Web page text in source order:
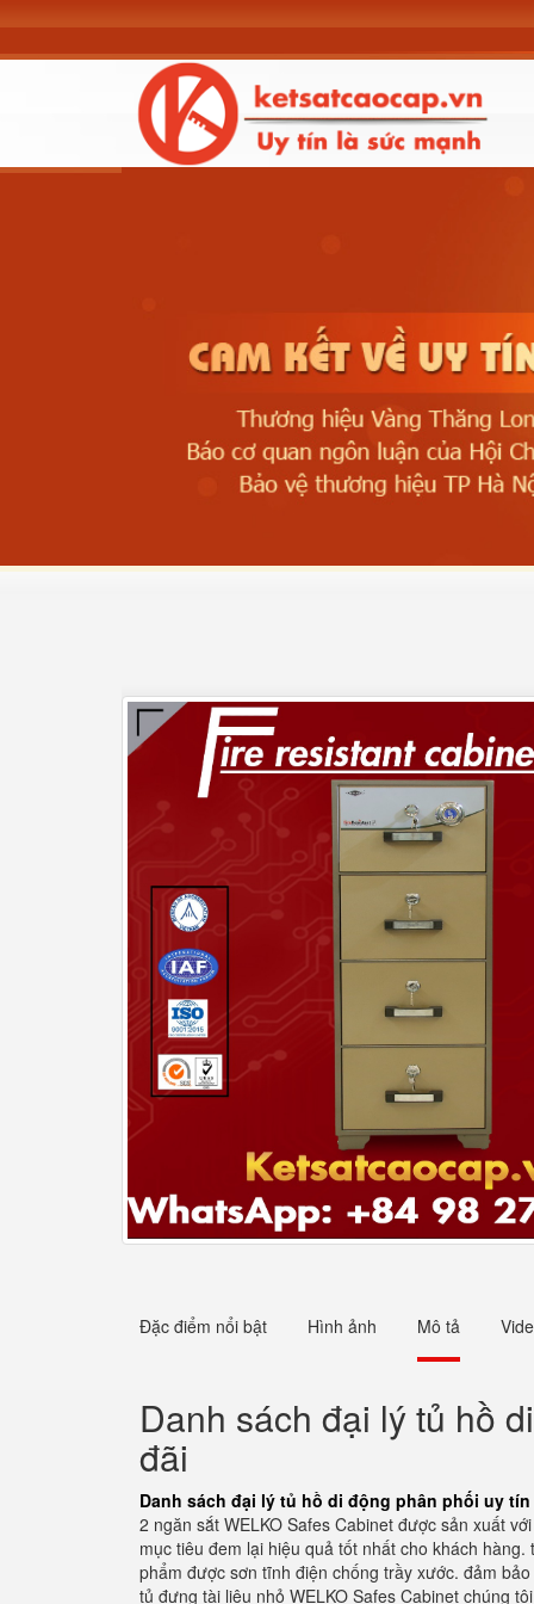
Đặc điểm nổi bật Hình ảnh Mô tả
Danh sách đại lý tủ hồ
đãi
Danh sách đại lý tủ hồ di động phân phối uy
2 ngăn sắt WELKO Safes Cabinet được sản xuất
mục tiêu đem lại hiệu quả tốt nhất cho khách
phẩm được sơn tĩnh điện chống trầy xước. đảm
tủ đựng tài liệu nhỏ WELKO Safes Cabinet chúng